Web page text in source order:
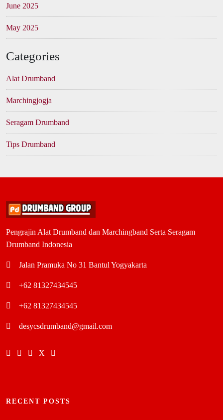
June 2025
May 2025
Categories
Alat Drumband
Marchingjogja
Seragam Drumband
Tips Drumband
Pengrajin Alat Drumband dan Marchingband Serta Seragam
Drumband Indonesia
Jalan Pramuka No 31 Bantul Yogyakarta
+62 81327434545
+62 81327434545
desycsdrumband@gmail.com
RECENT POSTS